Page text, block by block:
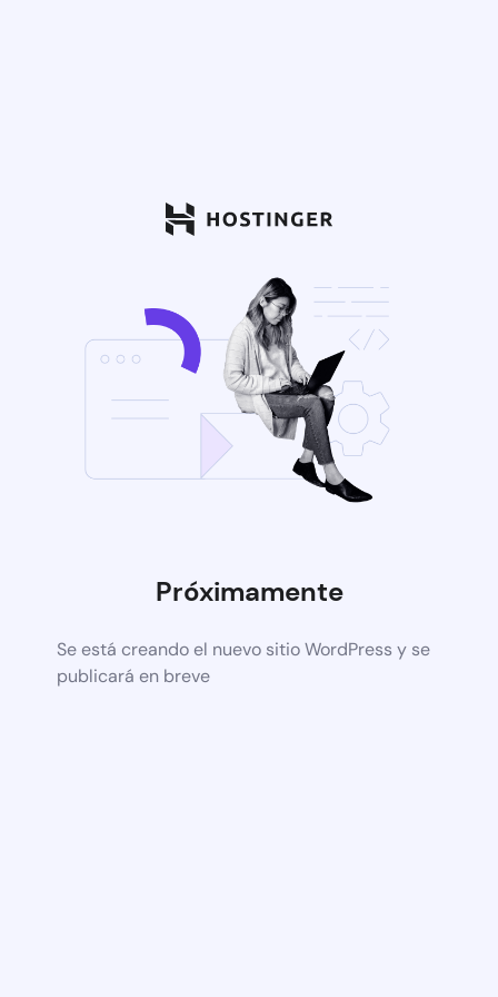
Próximamente
Se está creando el nuevo sitio WordPress y se
publicará en breve